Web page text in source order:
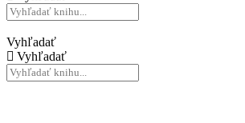
Vyhľadať
Vyhľadať